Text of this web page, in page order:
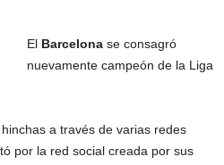
El Barcelonase consagró
nuevamente campeón de la Liga
a través de varias redes
por la red social creada por sus